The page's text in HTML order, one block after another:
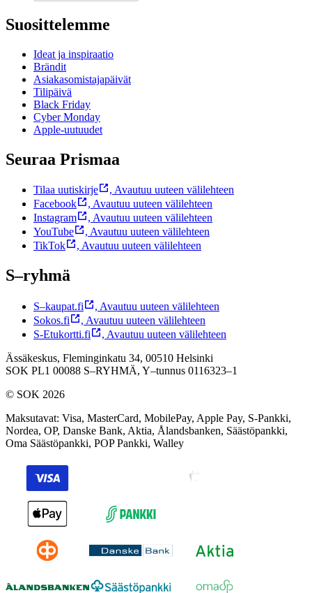
Suosittelemme
Ideat ja inspiraatio
Brändit
Asiakasomistajapäivät
Tilipäivä
Black Friday
Cyber Monday
Apple-uutuudet
Seuraa Prismaa
Tilaa uutiskirje , Avautuu uuteen välilehteen
Facebook
, Avautuu uuteen välilehteen
Instagram
, Avautuu uuteen välilehteen
YouTube
, Avautuu uuteen välilehteen
TikTok
, Avautuu uuteen välilehteen
S–ryhmä
S–kaupat.fi , Avautuu uuteen välilehteen
Sokos.fi
, Avautuu uuteen välilehteen
S-Etukortti.fi
, Avautuu uuteen välilehteen
Ässäkeskus, Fleminginkatu 34, 00510 Helsinki
SOK PL1 00088 S–RYHMÄ, Y–tunnus 0116323–1
© SOK 2026
Maksutavat: Visa, MasterCard, MobilePay, Apple Pay, S-Pankki,
Nordea, OP, Danske Bank, Aktia, Ålandsbanken, Säästöpankki,
Oma Säästöpankki, POP Pankki, Walley